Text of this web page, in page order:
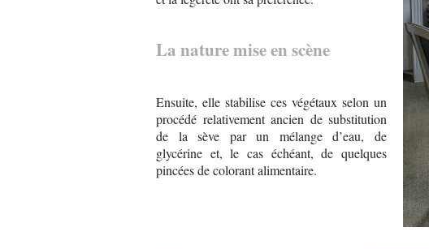
La nature mise en scène
Ensuite, elle stabilise ces végétaux selon un
procédé relativement ancien de substitution
de la sève par un mélange d’eau, de
glycérine et, le cas échéant, de quelques
pincées de colorant alimentaire.